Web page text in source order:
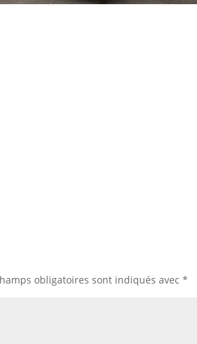
obligatoires sont indiqués avec*